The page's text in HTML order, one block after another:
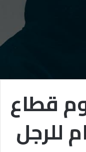
قطاع
للرجل